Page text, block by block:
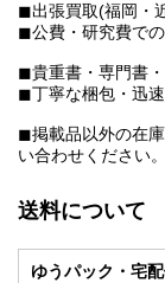
◼︎出張買取(福岡・
◼︎公費・研究費での
◼︎貴重書・専門書
◼︎丁寧な梱包・迅
◼︎掲載品以外の在
い合わせください。
送料について
ゆうパック・宅